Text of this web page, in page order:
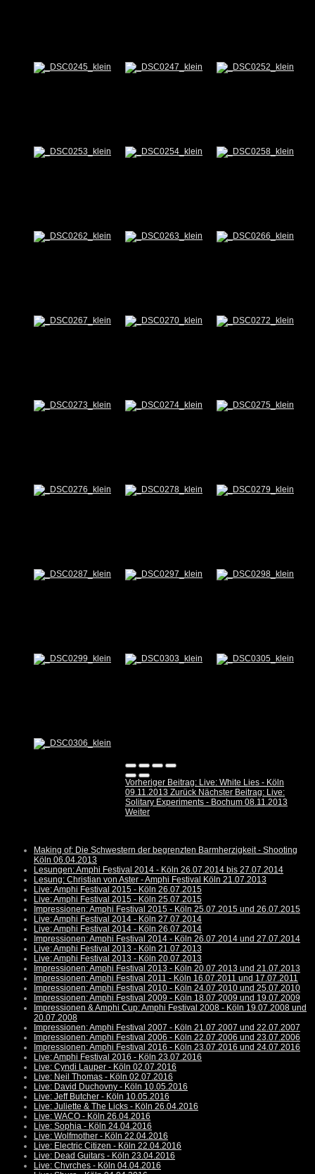
Vorheriger Beitrag: Live: White Lies - Köln
09.11.2013 Zurück Nächster Beitrag: Live:
Solitary Experiments - Bochum 08.11.2013
Weiter
Making of: Die Schwestern der begrenzten Barmherzigkeit - Shooting
Köln 06.04.2013
Lesungen: Amphi Festival 2014 - Köln 26.07.2014 bis 27.07.2014
Lesung: Christian von Aster - Amphi Festival Köln 21.07.2013
Live: Amphi Festival 2015 - Köln 26.07.2015
Live: Amphi Festival 2015 - Köln 25.07.2015
Impressionen: Amphi Festival 2015 - Köln 25.07.2015 und 26.07.2015
Live: Amphi Festival 2014 - Köln 27.07.2014
Live: Amphi Festival 2014 - Köln 26.07.2014
Impressionen: Amphi Festival 2014 - Köln 26.07.2014 und 27.07.2014
Live: Amphi Festival 2013 - Köln 21.07.2013
Live: Amphi Festival 2013 - Köln 20.07.2013
Impressionen: Amphi Festival 2013 - Köln 20.07.2013 und 21.07.2013
Impressionen: Amphi Festival 2011 - Köln 16.07.2011 und 17.07.2011
Impressionen: Amphi Festival 2010 - Köln 24.07.2010 und 25.07.2010
Impressionen: Amphi Festival 2009 - Köln 18.07.2009 und 19.07.2009
Impressionen & Amphi Cup: Amphi Festival 2008 - Köln 19.07.2008 und
20.07.2008
Impressionen: Amphi Festival 2007 - Köln 21.07.2007 und 22.07.2007
Impressionen: Amphi Festival 2006 - Köln 22.07.2006 und 23.07.2006
Impressionen: Amphi Festival 2016 - Köln 23.07.2016 und 24.07.2016
Live: Amphi Festival 2016 - Köln 23.07.2016
Live: Cyndi Lauper - Köln 02.07.2016
Live: Neil Thomas - Köln 02.07.2016
Live: David Duchovny - Köln 10.05.2016
Live: Jeff Butcher - Köln 10.05.2016
Live: Juliette & The Licks - Köln 26.04.2016
Live: WACO - Köln 26.04.2016
Live: Sophia - Köln 24.04.2016
Live: Wolfmother - Köln 22.04.2016
Live: Electric Citizen - Köln 22.04.2016
Live: Dead Guitars - Köln 23.04.2016
Live: Chvrches - Köln 04.04.2016